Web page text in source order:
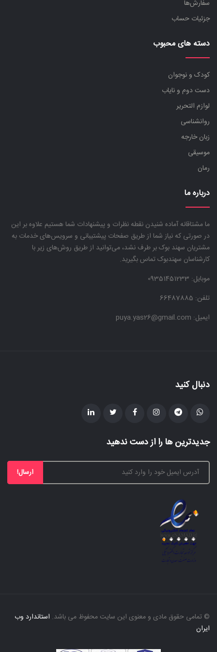
سفارش‌ها
جزئیات حساب
دسته های محبوب
کودک و نوجوان
دست دوم و نایاب
لوازم التحریر
روانشناسی
زبان خارجه
موسیقی
رمان
درباره ما
ما مشتاقانه آماده شنیدن نقطه نظرات و پیشنهادات شما هستیم علاوه بر این
در صورتی که نیاز شما از طریق صفحات پیشتیبانی و سرویس‌های خدمات به
مشتریان سهند بوک بر طرف نشد، می‌توانید از طریق روش‌های زیر با
کارشناسان سهندبوک تماس بگیرید.
موبایل:
تلفن: 66487885
ایمیل: puya.yas26@gmail.com
دنبال کنید
جدیدترین ها را از دست ندهید
ارسال!
© تمامی حقوق مادی و معنوی این سایت محفوظ می باشد. استاندارد وب
ایران